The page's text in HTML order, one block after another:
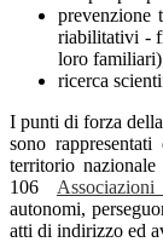
prevenzione
riabilitativi -
loro
ricerca
I punti di forza
sono rappresentati
territorio
106
autonomi,
atti di indirizzo ed